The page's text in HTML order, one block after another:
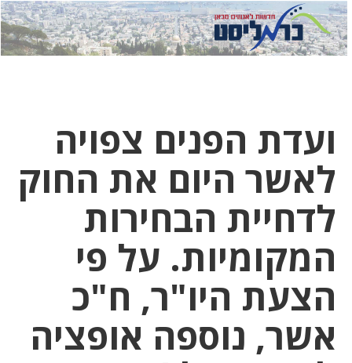
לחץ
כאן
לחץ
כדי
ועדת הפנים צפויה
לאשר היום את החוק
לדחיית הבחירות
המקומיות. על פי
הצעת היו"ר, ח"כ
אשר, נוספה אופציה